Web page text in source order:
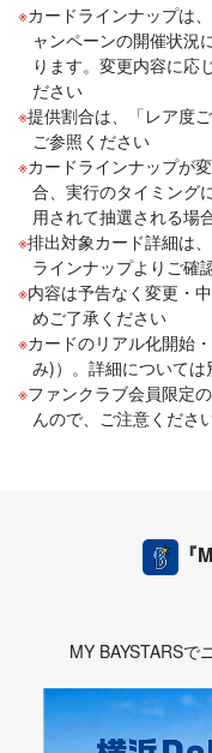
カードラインナップは
ャンペーンの開催状況
ります。変更内容に応
ださい
提供割合は、「レア度
ご参照ください
カードラインナップが
合、実行のタイミング
用されて抽選される場
排出対象カード詳細は
ラインナップよりご確
内容は予告なく変更・
めご了承ください
カードのリアル化開始
み)）。詳細について
ファンクラブ会員限定
んので、ご注意くださ
MY BAYSTARSで